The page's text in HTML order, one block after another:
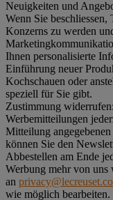
Neuigkeiten und
Wenn Sie
Konzerns zu werden
Ihnen personalisierte
Einführung neuer
Kochschauen oder
speziell für Sie gibt.
Zustimmung widerrufen:
Werbemitteilungen
Mitteilung
können Sie den
Abbestellen am Ende
Werbung mehr von uns
an
wie möglich